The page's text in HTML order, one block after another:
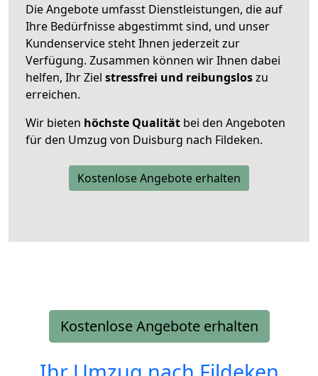
Die Angebote umfasst Dienstleistungen, die auf
Ihre Bedürfnisse abgestimmt sind, und unser
Kundenservice steht Ihnen jederzeit zur
Verfügung. Zusammen können wir Ihnen dabei
helfen, Ihr Ziel stressfrei und reibungsloszu
erreichen.
Wir bieten höchste Qualität bei den Angeboten
für den Umzug von Duisburg nach Fildeken.
Kostenlose Angebote erhalten
Kostenlose Angebote erhalten